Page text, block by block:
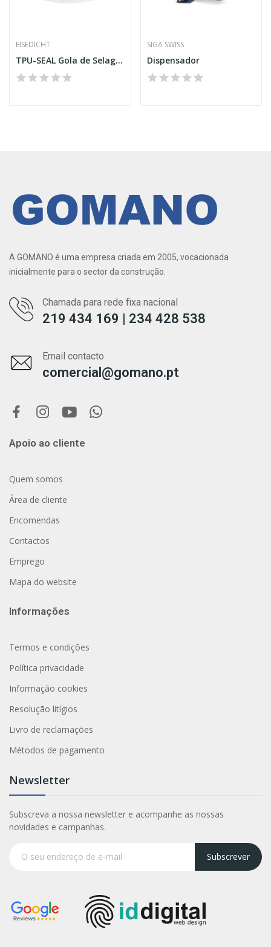
EISEDICHT
TPU-SEAL Gola de Selagem TPU com fole
SIGA SWISS
Dispensador
A GOMANO é uma empresa criada em 2005, vocacionada
inicialmente para o sector da construção.
Chamada para rede fixa nacional
219 434 169 | 234 428 538
Email contacto
comercial@gomano.pt
Apoio ao cliente
Quem somos
Área de cliente
Encomendas
Contactos
Emprego
Mapa do website
Informações
Termos e condições
Política privacidade
Informação cookies
Resolução litígios
Livro de reclamações
Métodos de pagamento
Newsletter
Subscreva a nossa newsletter e acompanhe as nossas
novidades e campanhas.
Subscrever